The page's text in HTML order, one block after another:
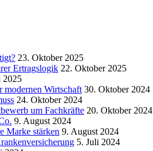
23. Oktober 2025
Ertragslogik 22. Oktober 2025
2025
modernen Wirtschaft 30. Oktober 2024
24. Oktober 2024
um Fachkräfte 20. Oktober 2024
9. August 2024
Marke stärken 9. August 2024
5. Juli 2024